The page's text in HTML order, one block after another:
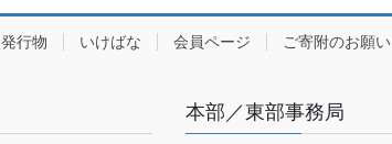
発行物 いけばな 会員ページ ご寄附のお願い
本部／東部事務局